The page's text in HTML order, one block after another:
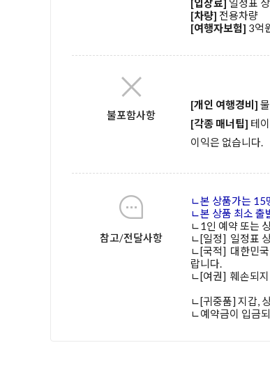
[입장료] 일정표
[차량] 전용차량
[여행자보험] 3억
불포함사항
[개인 여행경비]
[각종 매너팁] 테
이익은 없습니다.
참고/전달사항
ㄴ본 상품가는 15
ㄴ본 상품 최소
ㄴ1인 예약 또는
ㄴ[일정] 일정표
ㄴ[국적] 대한민
랍니다.
ㄴ[여권] 훼손되
ㄴ[귀중품] 지갑,
ㄴ예약금이 입금